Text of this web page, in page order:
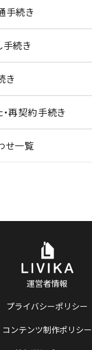
手続き
続き
き
再契約手続き
せ一覧
運営者情報
プライバシーポリシー
コンテンツ制作ポリシー